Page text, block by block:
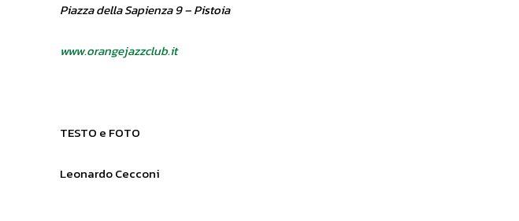
Piazza della Sapienza 9 – Pistoia
www.orangejazzclub.it
TESTO e FOTO
Leonardo Cecconi